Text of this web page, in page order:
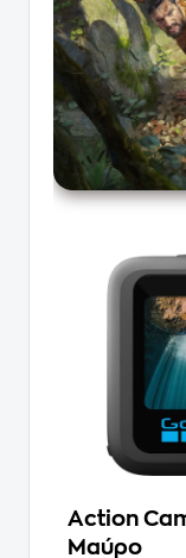
Action
Μαύρο